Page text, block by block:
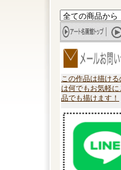
この作品は描け
は何でもお気軽
品でも描けます！